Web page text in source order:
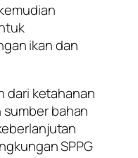
ikan dan
dari ketahanan
sumber bahan
SPPG